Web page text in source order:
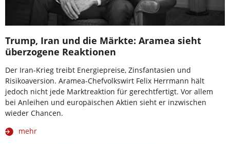
Trump, Iran und die Märkte: Aramea sieht
überzogene Reaktionen
Der Iran-Krieg treibt Energiepreise, Zinsfantasien und
Risikoaversion. Aramea-Chefvolkswirt Felix Herrmann hält
jedoch nicht jede Marktreaktion für gerechtfertigt. Vor allem
bei Anleihen und europäischen Aktien sieht er inzwischen
wieder Chancen.
mehr